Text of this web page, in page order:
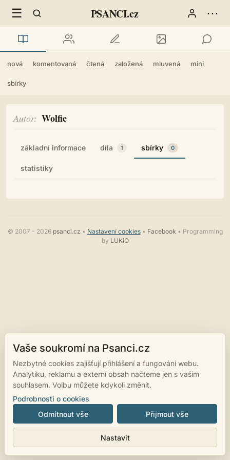
☰ PSANCI.cz ⋯
nová komentovaná čtená založená mluvená mini
sbírky
Autor Wolfie
základní informace díla 1 sbírky 0
statistiky
© 2007 - 2026 psanci.cz • Nastavení cookies• Facebook • Programming
by LUKiO
Vaše soukromí na Psanci.cz
Nezbytné cookies zajišťují přihlášení a fungování webu.
Analytiku, reklamu a externí obsah načteme jen s vaším
souhlasem. Volbu můžete kdykoli změnit.
Podrobnosti o cookies
Odmítnout vše
Nastavit
Přijmout vše